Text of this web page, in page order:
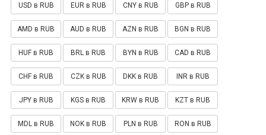
USD в RUB EUR в RUB CNY в RUB GBP в RUB
AMD в RUB AUD в RUB AZN в RUB BGN в RUB
HUF в RUB BRL в RUB BYN в RUB CAD в RUB
CHF в RUB CZK в RUB DKK в RUB INR в RUB
JPY в RUB KGS в RUB KRW в RUB KZT в RUB
MDL в RUB NOK в RUB PLN в RUB RON в RUB